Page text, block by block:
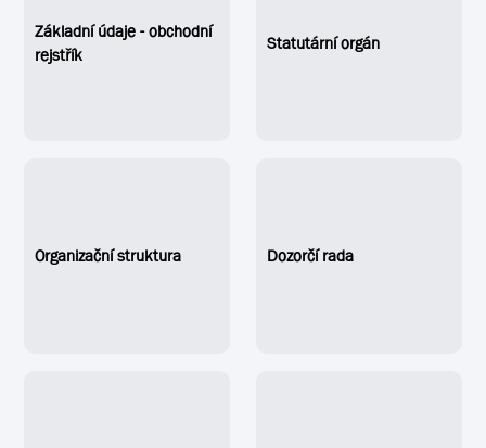
Základní údaje - obchodní
rejstřík
Statutární orgán
Organizační struktura Dozorčí rada